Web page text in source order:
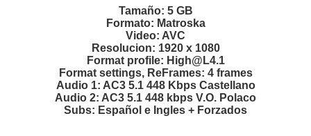
Tamaño: 5 GB
Formato: Matroska
Video: AVC
Resolucion: 1920 x 1080
Format profile: High@L4.1
Format settings, ReFrames: 4 frames
Audio 1: AC3 5.1 448 Kbps Castellano
Audio 2: AC3 5.1 448 kbps V.O. Polaco
Subs: Español e Ingles + Forzados